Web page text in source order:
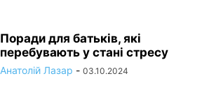
Поради для батьків, які
перебувають у стані стресу
Анатолій Лазар - 03.10.2024